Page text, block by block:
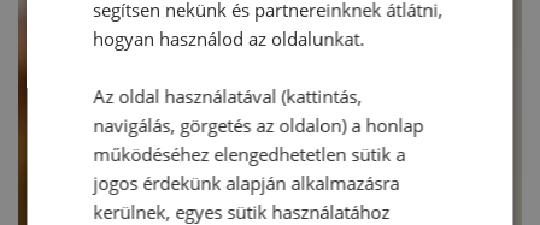
segítsen nekünk és partnereinknek átlátni,
hogyan használod az oldalunkat.
Az oldal használatával (kattintás,
navigálás, görgetés az oldalon) a honlap
működéséhez elengedhetetlen sütik a
jogos érdekünk alapján alkalmazásra
kerülnek, egyes sütik használatához